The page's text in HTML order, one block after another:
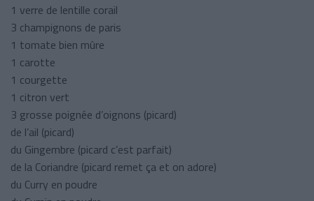
1 verre de lentille corail
3 champignons de paris
1 tomate bien mûre
1 carotte
1 courgette
1 citron vert
3 grosse poignée d’oignons (picard)
de l’ail (picard)
du Gingembre (picard c’est parfait)
de la Coriandre (picard remet ça et on adore)
du Curry en poudre